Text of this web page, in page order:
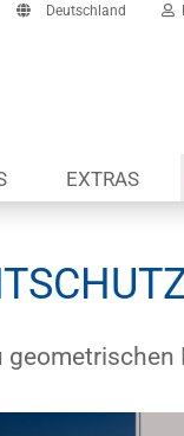
Deutschland
EXTRAS
geometrischen